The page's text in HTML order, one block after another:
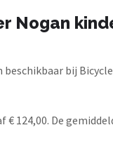
Nogan
bij
124,00. De